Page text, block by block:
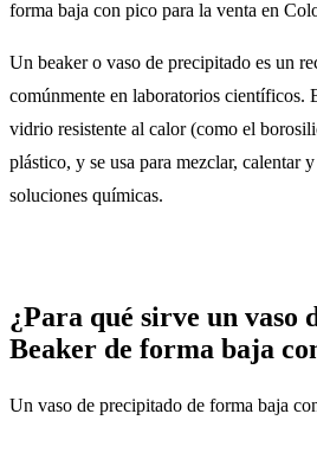
forma baja con pico para la venta en
Un beaker o vaso de precipitado es un
comúnmente en laboratorios científicos.
vidrio resistente al calor (como el
plástico, y se usa para mezclar, calentar
soluciones químicas.
¿Para qué sirve un vaso
Beaker de forma baja
Un vaso de precipitado de forma baja